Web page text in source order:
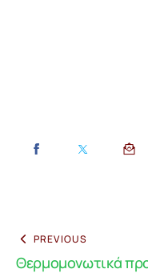
PREVIOUS
Θερμομονωτικά